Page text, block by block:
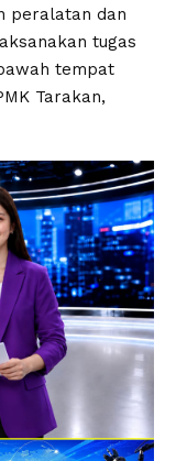
peralatan dan
tugas
tempat
Tarakan,